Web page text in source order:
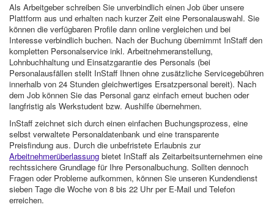
Als Arbeitgeber schreiben Sie unverbindlich einen Job über unsere
Plattform aus und erhalten nach kurzer Zeit eine Personalauswahl. Sie
können die verfügbaren Profile dann online vergleichen und bei
Interesse verbindlich buchen. Nach der Buchung übernimmt InStaff den
kompletten Personalservice inkl. Arbeitnehmeranstellung,
Lohnbuchhaltung und Einsatzgarantie des Personals (bei
Personalausfällen stellt InStaff Ihnen ohne zusätzliche Servicegebühren
innerhalb von 24 Stunden gleichwertiges Ersatzpersonal bereit). Nach
dem Job können Sie das Personal ganz einfach erneut buchen oder
langfristig als Werkstudent bzw. Aushilfe übernehmen.
InStaff zeichnet sich durch einen einfachen Buchungsprozess, eine
selbst verwaltete Personaldatenbank und eine transparente
Preisfindung aus. Durch die unbefristete Erlaubnis zur
Arbeitnehmerüberlassung bietet InStaff als Zeitarbeitsunternehmen eine
rechtssichere Grundlage für Ihre Personalbuchung. Sollten dennoch
Fragen oder Probleme aufkommen, können Sie unseren Kundendienst
sieben Tage die Woche von 8 bis 22 Uhr per E-Mail und Telefon
erreichen.